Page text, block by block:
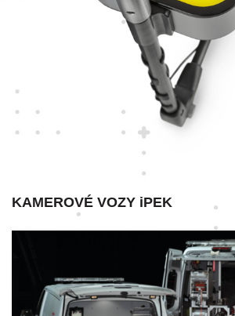
KAMEROVÉ VOZY iPEK